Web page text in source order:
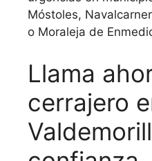
Móstoles,
o Moraleja de
Llama
cerrajero